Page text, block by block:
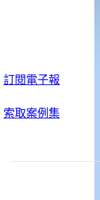
訂閱電子報
索取案例集